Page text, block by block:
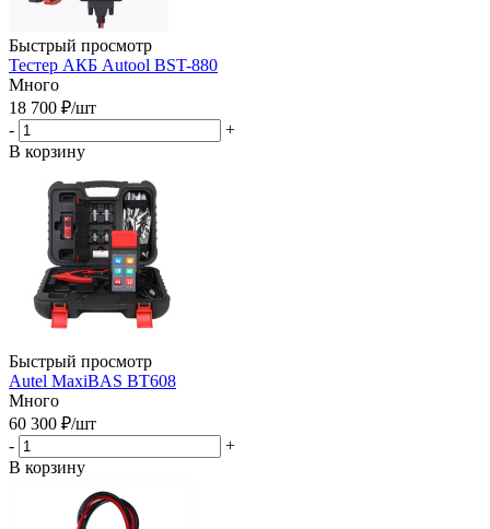
Быстрый просмотр
Тестер АКБ Autool BST-880
Много
18 700 ₽/шт
-
+
В корзину
Быстрый просмотр
Autel MaxiBAS BT608
Много
60 300 ₽/шт
-
+
В корзину